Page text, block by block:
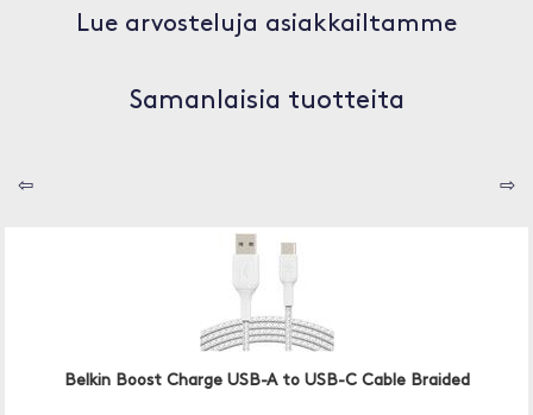
Lue arvosteluja asiakkailtamme
Samanlaisia tuotteita
⇦ ⇨
Belkin Boost Charge USB-A to USB-C Cable Braided